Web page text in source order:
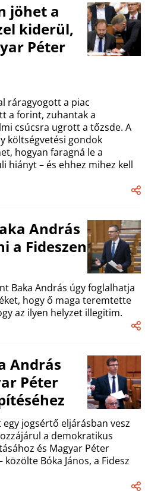
jöhet a
kiderül,
Péter
ráragyogott a piac
a forint, zuhantak a
csúcsra ugrott a tőzsde. A
költségvetési gondok
hogyan faragná le a
hiányt – és ehhez mihez kell
András
a Fideszen
Baka András úgy foglalhatja
hogy ő maga teremtette
az ilyen helyzet illegitim.
András
Péter
jogsértő eljárásban vesz
a demokratikus
és Magyar Péter
Bóka János, a Fidesz